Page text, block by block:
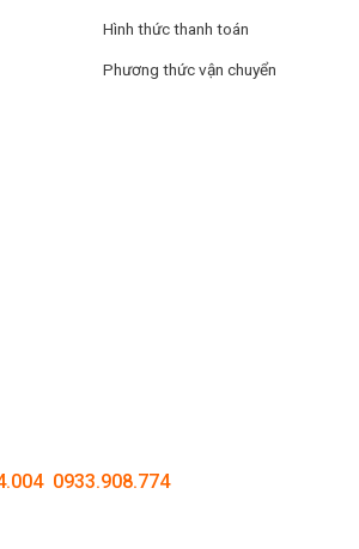
Hình thức thanh toán
Phương thức vận chuyển
0933.908.774